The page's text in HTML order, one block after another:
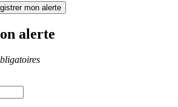
mon alerte
alerte